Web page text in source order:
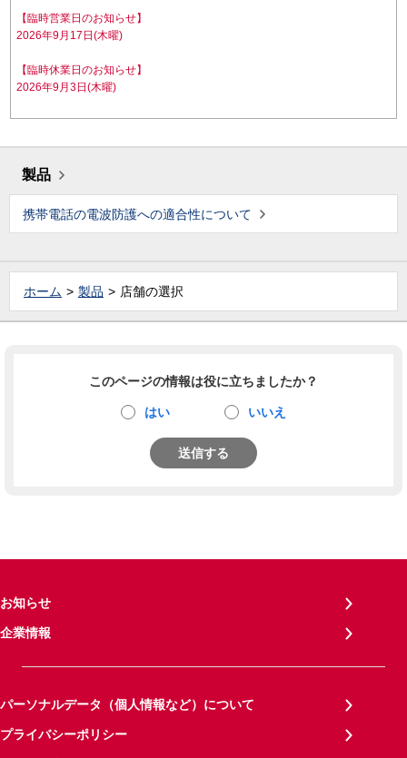
【臨時営業日のお知らせ】
2026年9月17日(木曜)
【臨時休業日のお知らせ】
2026年9月3日(木曜)
製品
携帯電話の電波防護への適合性について
ホーム 製品 店舗の選択
このページの情報は役に立ちましたか？
はい いいえ
送信する
お知らせ
企業情報
パーソナルデータ（個人情報など）について
プライバシーポリシー